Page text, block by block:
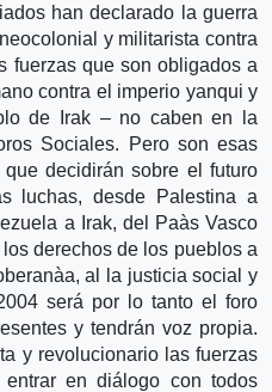
han declarado la guerra
y militarista contra
fuerzas que son obligados a
contra el imperio yanqui y
de Irak – no caben en la
Sociales. Pero son esas
decidirán sobre el futuro
luchas, desde Palestina a
a Irak, del Paà­s Vasco
derechos de los pueblos a
al la justicia social y
será por lo tanto el foro
y tendrán voz propia.
y revolucionario las fuerzas
en diálogo con todos